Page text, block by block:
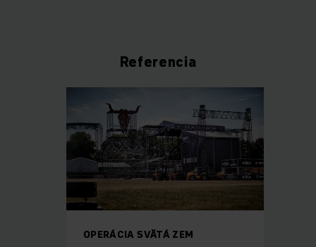
Referencia
OPERÁCIA SVÄTÁ ZEM